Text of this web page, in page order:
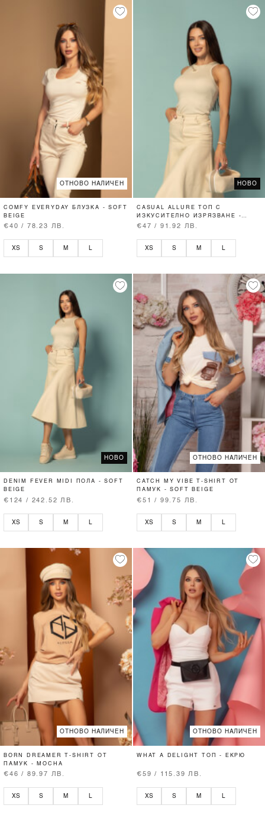
ОТНОВО НАЛИЧЕН
COMFY EVERYDAY БЛУЗКА - SOFT
BEIGE
€40 / 78.23 ЛВ.
XS S M L
НОВО
CASUAL ALLURE ТОП С
ИЗКУСИТЕЛНО ИЗРЯЗВАНЕ -
SOFT BEIGE
€47 / 91.92 ЛВ.
XS S M L
НОВО
DENIM FEVER MIDI ПОЛА - SOFT
BEIGE
€124 / 242.52 ЛВ.
XS S M
ОТНОВО НАЛИЧЕН
CATCH MY VIBE T-SHIRT ОТ
ПАМУК - SOFT BEIGE
€51 / 99.75 ЛВ.
XS S M
ОТНОВО НАЛИЧЕН
BORN DREAMER T-SHIRT ОТ
ПАМУК - MOCHA
€46 / 89.97 ЛВ.
XS S M L
ОТНОВО НАЛИЧЕН
WHAT A DELIGHT ТОП - ЕКРЮ
€59 / 115.39 ЛВ.
XS S M L